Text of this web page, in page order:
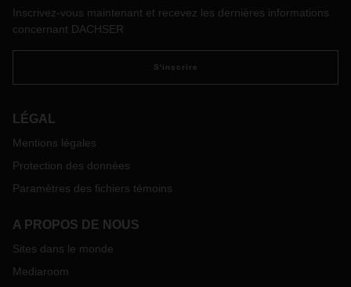
Inscrivez-vous maintenant et recevez les dernières informations
concernant DACHSER
S'inscrire
LÉGAL
Mentions légales
Protection des données
Paramètres des fichiers témoins
A PROPOS DE NOUS
Sites dans le monde
Mediaroom